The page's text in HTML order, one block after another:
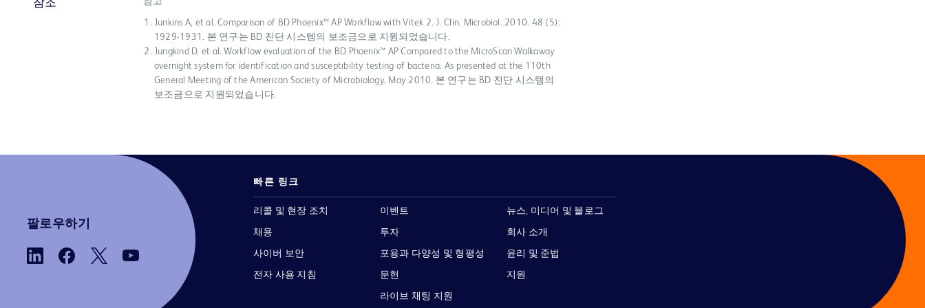
참조
Junkins A, et al. Comparison of BD Phoenix™ AP Workflow with Vitek 2. J. Clin. Microbiol. 2010. 48 (5):
1929-1931. 본 연구는 BD 진단 시스템의 보조금으로 지원되었습니다.
Jungkind D, et al. Workflow evaluation of the BD Phoenix™ AP Compared to the MicroScan Walkaway
overnight system for identification and susceptibility testing of bacteria. As presented at the 110th
General Meeting of the American Society of Microbiology. May 2010. 본 연구는 BD 진단 시스템의
보조금으로 지원되었습니다.
팔로우하기
빠른 링크
리콜 및 현장 조치
채용
사이버 보안
전자 사용 지침
이벤트
투자
포용과 다양성 및 형평성
문헌
라이브 채팅 지원
뉴스, 미디어 및 블로그
회사 소개
윤리 및 준법
지원